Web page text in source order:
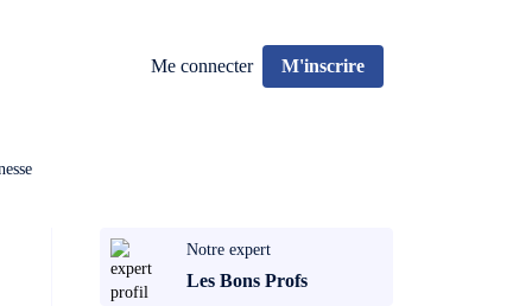
Me connecter M'inscrire
Notre expert
Les Bons Profs